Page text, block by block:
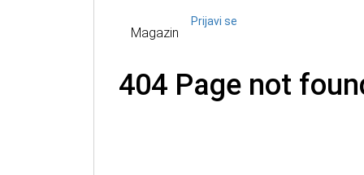
Magazin
Prijavi se
404 Page not